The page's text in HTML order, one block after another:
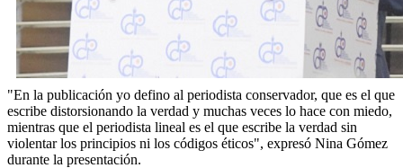
"En la publicación yo defino al periodista conservador, que es el que
escribe distorsionando la verdad y muchas veces lo hace con miedo,
mientras que el periodista lineal es el que escribe la verdad sin
violentar los principios ni los códigos éticos", expresó Nina Gómez
durante la presentación.